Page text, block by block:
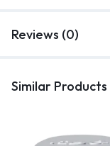
Reviews (0)
Similar Products